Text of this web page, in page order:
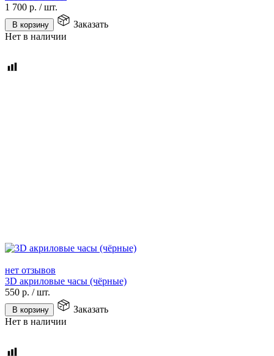
1 700 р. /шт.
В корзину
Заказать
Нет в наличии
нет отзывов
3D акриловые часы (чёрные)
550 р. /шт.
В корзину
Заказать
Нет в наличии